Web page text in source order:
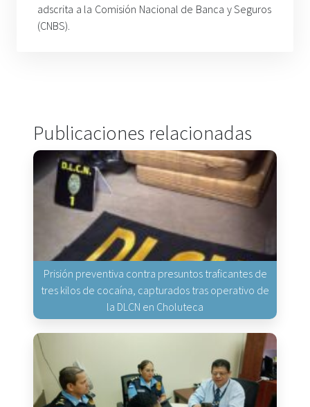
adscrita a la Comisión Nacional de Banca y Seguros
(CNBS).
Publicaciones relacionadas
Prisión preventiva contra presuntos traficantes de
tres kilos de cocaína, capturados tras operativo de
la DLCN en Choluteca